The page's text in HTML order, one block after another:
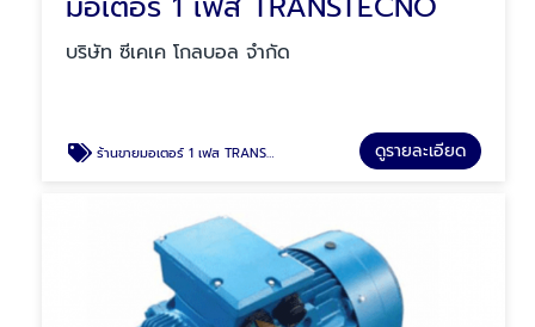
บริษัท ซีเคเค โกลบอล จำกัด
ร้านขายมอเตอร์ 1 เฟส TRANSTECNO ดูรายละเอียด